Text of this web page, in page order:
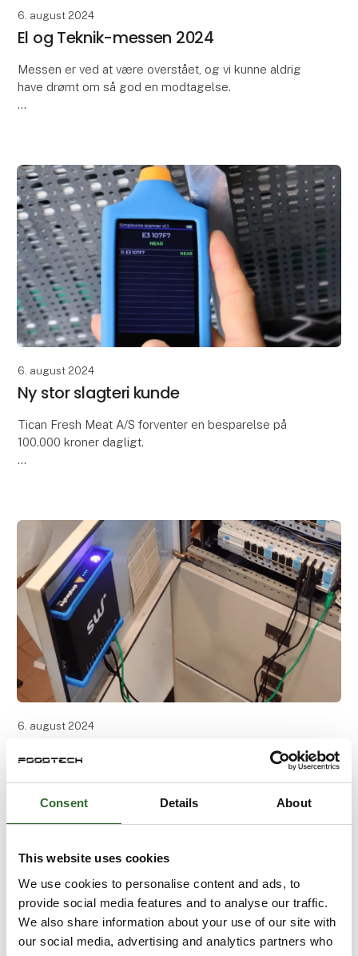
Consent Details About
This website uses cookies
We use cookies to personalise content and ads, to
provide social media features and to analyse our traffic.
We also share information about your use of our site with
our social media, advertising and analytics partners who
6. august 2024
El og Teknik-messen 2024
Messen er ved at være overstået, og vi kunne aldrig
have drømt om så god en modtagelse.
6. august 2024
Ny stor slagteri kunde
Tican Fresh Meat A/S forventer en besparelse på
100.000 kroner dagligt.
6. august 2024
Simplewire sparer tid for elektrikerne
Tommy stod over for en stor opgave, hvor